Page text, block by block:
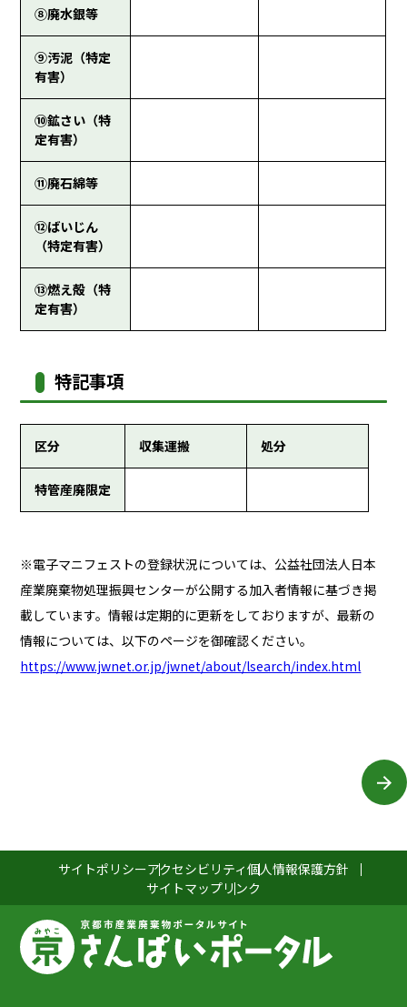
⑧廃水銀等
⑨汚泥（特定
有害）
⑩鉱さい（特
定有害）
⑪廃石綿等
⑫ばいじん
（特定有害）
⑬燃え殻（特
定有害）
特記事項
区分 収集運搬 処分
特管産廃限定
※電子マニフェストの登録状況については、公益社団法人日本
産業廃棄物処理振興センターが公開する加入者情報に基づき掲
載しています。情報は定期的に更新をしておりますが、最新の
情報については、以下のページを御確認ください。
https://www.jwnet.or.jp/jwnet/about/lsearch/index.html
サイトポリシーアクセシビリティ個人情報保護方針
サイトマップリンク